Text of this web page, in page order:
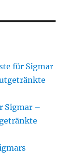
für Sigmar
Sigmar –